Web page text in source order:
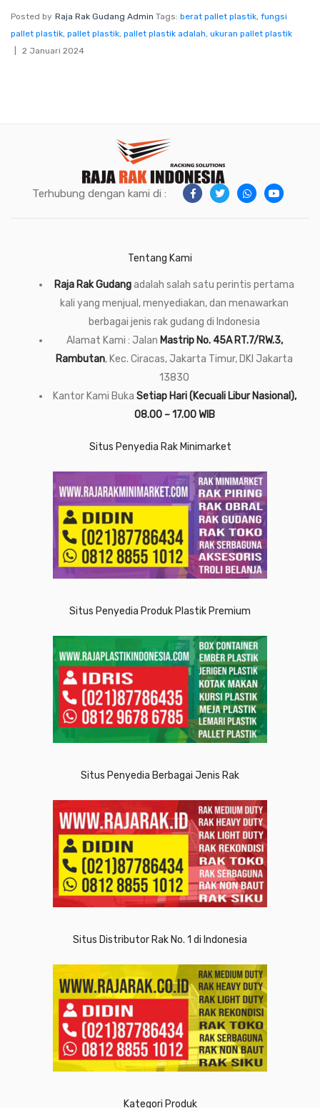
Posted by Raja Rak Gudang Admin Tags: berat pallet plastik, fungsi
pallet plastik, pallet plastik, pallet plastik adalah, ukuran pallet plastik
2 Januari 2024
Terhubung dengan kami di :
Tentang Kami
Raja Rak Gudangadalah salah satu perintis pertama
kali yang menjual, menyediakan, dan menawarkan
berbagai jenis rak gudang di Indonesia
Alamat Kami : Jalan Mastrip No. 45A RT.7/RW.3,
Rambutan, Kec. Ciracas, Jakarta Timur, DKI Jakarta
13830
Kantor Kami Buka Setiap Hari (Kecuali Libur Nasional),
08.00 – 17.00 WIB
Situs Penyedia Rak Minimarket
Situs Penyedia Produk Plastik Premium
Situs Penyedia Berbagai Jenis Rak
Situs Distributor Rak No. 1 di Indonesia
Kategori Produk